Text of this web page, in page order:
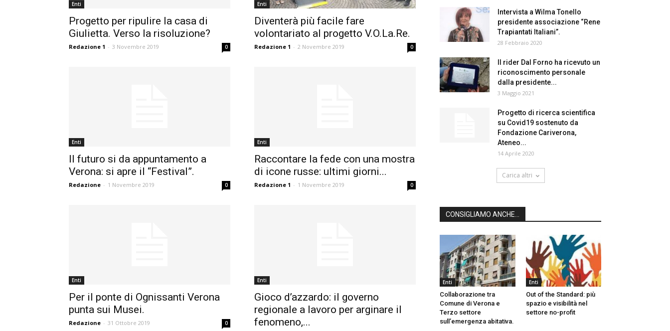
Enti
Progetto per ripulire la casa di
Giulietta. Verso la risoluzione?
Redazione 1 - 3 Novembre 2019 0
Enti
Diventerà più facile fare
volontariato al progetto V.O.La.Re.
Redazione 1 - 2 Novembre 2019 0
Enti
Il futuro si da appuntamento a
Verona: si apre il “Festival”.
Redazione - 1 Novembre 2019 0
Enti
Raccontare la fede con una mostra
di icone russe: ultimi giorni...
Redazione 1 - 1 Novembre 2019 0
Enti
Per il ponte di Ognissanti Verona
punta sui Musei.
Redazione - 31 Ottobre 2019 0
Enti
Gioco d’azzardo: il governo
regionale a lavoro per arginare il
fenomeno,...
Intervista a Wilma Tonello
presidente associazione “Rene
Trapiantati Italiani”.
28 Febbraio 2020
Il rider Dal Forno ha ricevuto un
riconoscimento personale
dalla presidente...
3 Maggio 2021
Progetto di ricerca scientifica
su Covid19 sostenuto da
Fondazione Cariverona,
Ateneo...
14 Aprile 2020
Carica altri
CONSIGLIAMO ANCHE...
Enti
Collaborazione tra
Comune di Verona e
Terzo settore
sull’emergenza abitativa.
Enti
Out of the Standard: più
spazio e visibilità nel
settore no-profit